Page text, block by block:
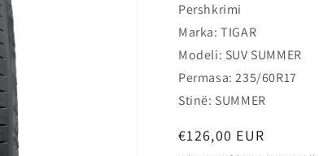
Pershkrimi
Marka: TIGAR
Modeli: SUV SUMMER
Permasa: 235/60R17
Stinë: SUMMER
Çmimi
€126,00 EUR